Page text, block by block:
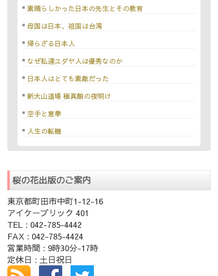
素晴らしかった日本の先生とその教育
母国は日本、祖国は台湾
帰らざる日本人
なぜ私達ユダヤ人は優秀なのか
日本人はとても素敵だった
新大山道場 極真館の夜明け
空手と意拳
人生の転機
桜の花出版のご案内
東京都町田市中町1-12-16
アイケーブリック 401
TEL : 042-785-4442
FAX : 042-785-4424
営業時間 : 9時30分-17時
定休日 : 土日祝日